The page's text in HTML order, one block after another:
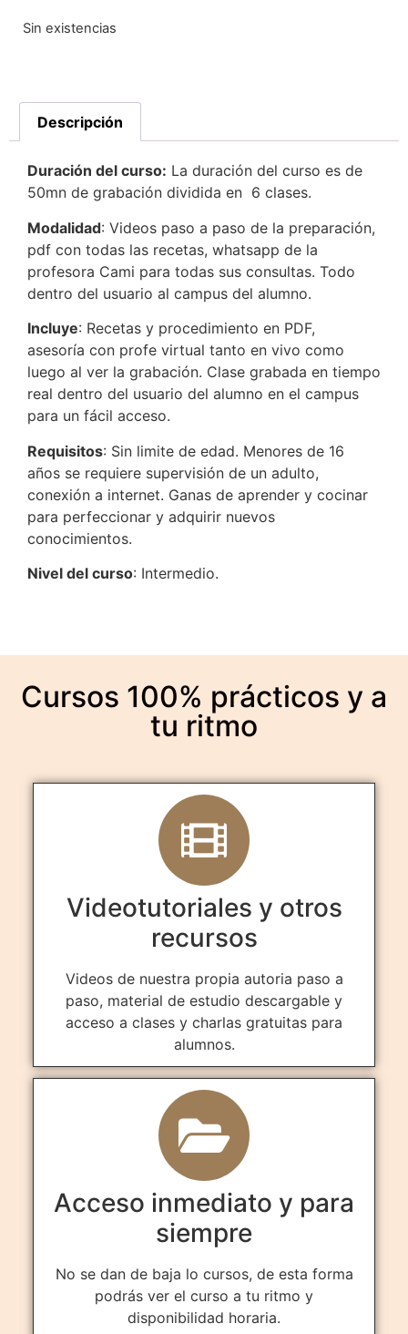
Sin existencias
Descripción
Duración del curso: La duración del curso es de
50mn de grabación dividida en 6 clases.
Modalidad: Videos paso a paso de la preparación,
pdf con todas las recetas, whatsapp de la
profesora Cami para todas sus consultas. Todo
dentro del usuario al campus del alumno.
Incluye: Recetas y procedimiento en PDF,
asesoría con profe virtual tanto en vivo como
luego al ver la grabación. Clase grabada en tiempo
real dentro del usuario del alumno en el campus
para un fácil acceso.
Requisitos: Sin limite de edad. Menores de 16
años se requiere supervisión de un adulto,
conexión a internet. Ganas de aprender y cocinar
para perfeccionar y adquirir nuevos
conocimientos.
Nivel del curso: Intermedio.
Cursos 100% prácticos y a
tu ritmo
Videotutoriales y otros
recursos
Videos de nuestra propia autoria paso a
paso, material de estudio descargable y
acceso a clases y charlas gratuitas para
alumnos.
Acceso inmediato y para
siempre
No se dan de baja lo cursos, de esta forma
podrás ver el curso a tu ritmo y
disponibilidad horaria.